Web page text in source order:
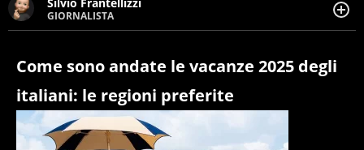
GIORNALISTA
Giornalista pubblicista. Da oltre dieci anni si occupa di
cronaca, motori, spettacolo e videogame.
Come sono andate le vacanze 2025 degli
italiani: le regioni preferite